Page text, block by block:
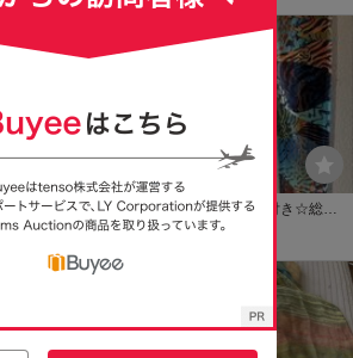
ンツ サイズ不明 /ホワイト
メカジ
ーフ柄 ボタニカル シルク
混 ネイビー 紺 古着 メン
ズ L相当 レトロ 90s
美品【 BEAMS PLUS 】
ビームスプラス バティッ
ク ボタニカル柄 オープン
カラー 半袖シャツ / M / ア
5,980
☆新品☆タグ付き☆総柄
レギンス スパッツ☆ マル
ウエストゴム☆サイズ
500
送料無料